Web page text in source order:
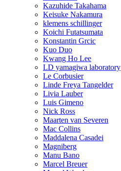
Kazuhide Takahama
Keisuke Nakamura
klemens schillinger
Koichi Futatsumata
Konstantin Grcic
Kuo Duo
Kwang Ho Lee
LD yamagiwa laboratory
Le Corbusier
Linde Freya Tangelder
Livia Lauber
Luis Gimeno
Nick Ross
Maarten van Severen
Mac Collins
Maddalena Casadei
Magniberg
Manu Bano
Marcel Breuer